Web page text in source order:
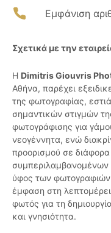
Εμφάνιση
Σχετικά με την
Η Dimitris Giouvris
Αθήνα, παρέχει
της φωτογραφίας,
σημαντικών στιγμών
φωτογράφισης για
νεογέννητα, ενώ
προορισμού σε
συμπεριλαμβανομένων
ύφος των φωτογραφιών
έμφαση στη
φωτός για τη
και γνησιότητα.